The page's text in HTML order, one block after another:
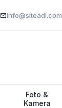
info@siteadi.com
Foto &
Kamera